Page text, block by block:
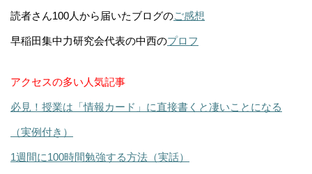
読者さん100人から届いたブログのご感想
早稲田集中力研究会代表の中西のプロフ
アクセスの多い人気記事
必見！授業は「情報カード」に直接書くと凄いことになる
（実例付き）
1週間に100時間勉強する方法（実話）